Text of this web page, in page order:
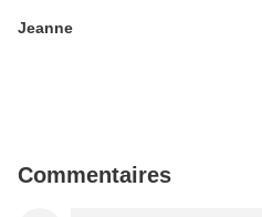
Jeanne
Commentaires